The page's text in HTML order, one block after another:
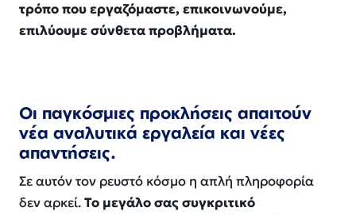
τρόπο που εργαζόμαστε, επικοινωνούμε,
επιλύουμε σύνθετα προβλήματα.
Οι παγκόσμιες προκλήσεις απαιτούν
νέα αναλυτικά εργαλεία και νέες
απαντήσεις.
Σε αυτόν τον ρευστό κόσμο η απλή πληροφορία
δεν αρκεί.Το μεγάλο σας συγκριτικό